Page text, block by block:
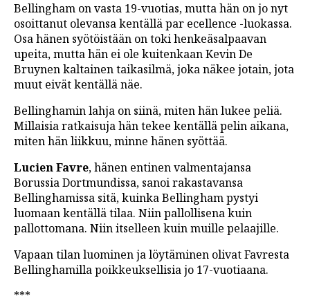
Bellingham on vasta 19-vuotias, mutta hän on jo nyt
osoittanut olevansa kentällä par ecellence -luokassa.
Osa hänen syötöistään on toki henkeäsalpaavan
upeita, mutta hän ei ole kuitenkaan Kevin De
Bruynen kaltainen taikasilmä, joka näkee jotain, jota
muut eivät kentällä näe.
Bellinghamin lahja on siinä, miten hän lukee peliä.
Millaisia ratkaisuja hän tekee kentällä pelin aikana,
miten hän liikkuu, minne hänen syöttää.
Lucien Favre, hänen entinen valmentajansa
Borussia Dortmundissa, sanoi rakastavansa
Bellinghamissa sitä, kuinka Bellingham pystyi
luomaan kentällä tilaa. Niin pallollisena kuin
pallottomana. Niin itselleen kuin muille pelaajille.
Vapaan tilan luominen ja löytäminen olivat Favresta
Bellinghamilla poikkeuksellisia jo 17-vuotiaana.
***